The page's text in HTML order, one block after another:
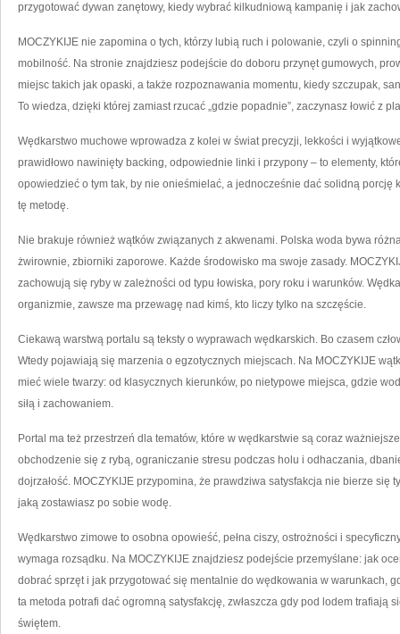
przygotować dywan zanętowy, kiedy wybrać kilkudniową kampanię i jak
MOCZYKIJE nie zapomina o tych, którzy lubią ruch i polowanie, czyli o
mobilność. Na stronie znajdziesz podejście do doboru przynęt gumowych,
miejsc takich jak opaski, a także rozpoznawania momentu, kiedy szczupak,
To wiedza, dzięki której zamiast rzucać „gdzie popadnie”, zaczynasz łowić z
Wędkarstwo muchowe wprowadza z kolei w świat precyzji, lekkości i
prawidłowo nawinięty backing, odpowiednie linki i przypony – to elementy,
opowiedzieć o tym tak, by nie onieśmielać, a jednocześnie dać solidną porcję
tę metodę.
Nie brakuje również wątków związanych z akwenami. Polska woda bywa
żwirownie, zbiorniki zaporowe. Każde środowisko ma swoje zasady.
zachowują się ryby w zależności od typu łowiska, pory roku i warunków.
organizmie, zawsze ma przewagę nad kimś, kto liczy tylko na szczęście.
Ciekawą warstwą portalu są teksty o wyprawach wędkarskich. Bo czasem
Wtedy pojawiają się marzenia o egzotycznych miejscach. Na MOCZYKIJE
mieć wiele twarzy: od klasycznych kierunków, po nietypowe miejsca, gdzie
siłą i zachowaniem.
Portal ma też przestrzeń dla tematów, które w wędkarstwie są coraz
obchodzenie się z rybą, ograniczanie stresu podczas holu i odhaczania,
dojrzałość. MOCZYKIJE przypomina, że prawdziwa satysfakcja nie bierze się
jaką zostawiasz po sobie wodę.
Wędkarstwo zimowe to osobna opowieść, pełna ciszy, ostrożności i
wymaga rozsądku. Na MOCZYKIJE znajdziesz podejście przemyślane: jak
dobrać sprzęt i jak przygotować się mentalnie do wędkowania w warunkach,
ta metoda potrafi dać ogromną satysfakcję, zwłaszcza gdy pod lodem trafiają
świętem.